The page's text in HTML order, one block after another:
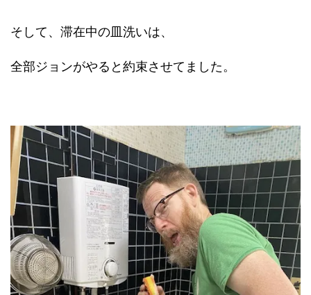
そして、滞在中の皿洗いは、
全部ジョンがやると約束させてました。